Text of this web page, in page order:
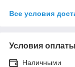
Все условия
Условия оплаты
Наличными